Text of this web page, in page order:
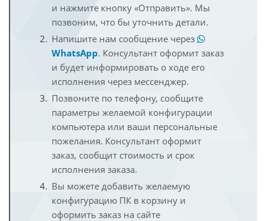
и нажмите кнопку «Отправить». Мы
позвоним, что бы уточнить детали.
Напишите нам сообщение через
WhatsApp. Консультант оформит заказ
и будет информировать о ходе его
исполнения через мессенджер.
Позвоните по телефону, сообщите
параметры желаемой конфигурации
компьютера или ваши персональные
пожелания. Консультант оформит
заказ, сообщит стоимость и срок
исполнения заказа.
Вы можете добавить желаемую
конфигурацию ПК в корзину и
оформить заказ на сайте